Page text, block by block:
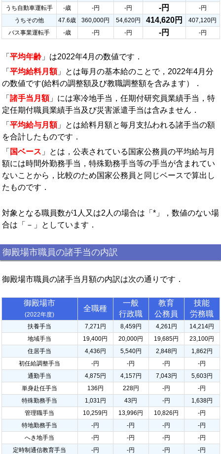
うち自動車運転手
-歳 -円 -円 -円
-円
うちその他
47.6歳 360,000円 54,620円 414,620円
407,120円
バス事業運転手
-歳 -円 -円 -円 -円
「 平均年齢 」は2022年4月の数値です．
「 平均給料月額」とは毎月の基本給のことで，2022年4月分
の数値です(給料の調整額及び教職調整額を含みます）．
「 諸手当月額」には寒冷地手当，任期付研究員業績手当，特
定任期付職員業績手当及び災害派遣手当は含みません．
「 平均給与月額」とは給料月額と毎月支払われる諸手当の額
を合計したものです．
「 国ベース 」とは，公表されている国家公務員の平均給与月
額には時間外勤務手当，特殊勤務手当等の手当が含まれてい
ないことから，比較のため国家公務員と同じベースで算出し
たものです．
対象となる職員数が1人又は2人の場合は「*」，数値のない場
合は「－」としています．
御殿場市職員の諸手当の内訳
御殿場市職員の諸手当月額の内訳は次の通りです．
御殿場市
(2022年度)
全職種
一般
行政職
教育
公務員
技能
労務職
扶養手当 7,271円 8,459円 4,261円
14,214円
地域手当
19,400円 20,000円 19,685円
23,100円
住居手当
4,436円 5,540円 2,848円
1,862円
初任給調整手当
-円 -円 -円
-円
通勤手当
4,875円 4,157円 7,043円
5,603円
単身赴任手当
136円 228円 -円
-円
特殊勤務手当
1,031円 43円 -円
1,638円
管理職手当
10,259円 13,996円 10,826円
-円
特地勤務手当
-円 -円 -円
-円
へき地手当
-円 -円 -円
-円
定時制通信教育手当
-円 -円 -円
-円